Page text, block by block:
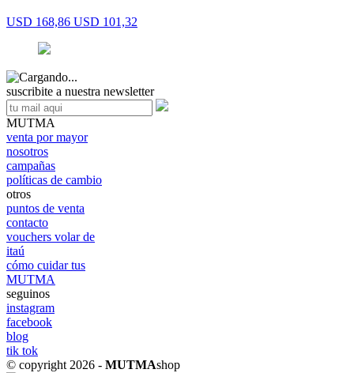
USD 168,86 USD 101,32
suscribite a nuestra newsletter
MUTMA
venta por mayor
nosotros
campañas
políticas de cambio
otros
puntos de venta
contacto
vouchers volar de
itaú
cómo cuidar tus
MUTMA
seguinos
instagram
facebook
blog
tik tok
© copyright 2026 - MUTMAshop